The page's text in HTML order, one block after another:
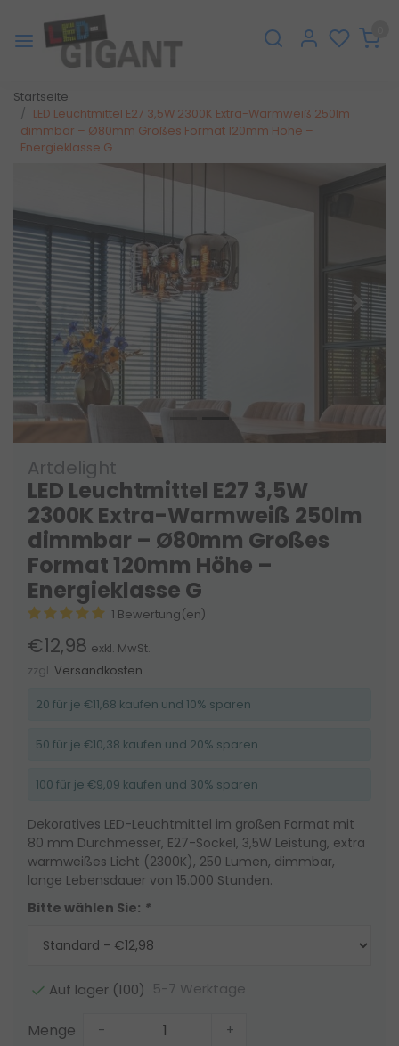
Startseite
LED Leuchtmittel E27 3,5W 2300K Extra-Warmweiß 250lm
dimmbar – Ø80mm Großes Format 120mm Höhe –
Energieklasse G
Zurück
Artdelight
LED Leuchtmittel E27 3,5W
2300K Extra-Warmweiß 250lm
dimmbar – Ø80mm Großes
Format 120mm Höhe –
Energieklasse G
1 Bewertung(en)
€12,98 exkl. MwSt.
zzgl. Versandkosten
20 für je €11,68 kaufen und 10% sparen
50 für je €10,38 kaufen und 20% sparen
100 für je €9,09 kaufen und 30% sparen
Dekoratives LED-Leuchtmittel im großen Format mit
80 mm Durchmesser, E27-Sockel, 3,5W Leistung, extra
warmweißes Licht (2300K), 250 Lumen, dimmbar,
lange Lebensdauer von 15.000 Stunden.
Bitte wählen Sie: *
Auf lager (100) 5-7 Werktage
Menge - +